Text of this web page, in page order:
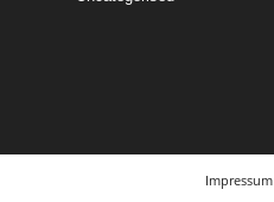
Impressum